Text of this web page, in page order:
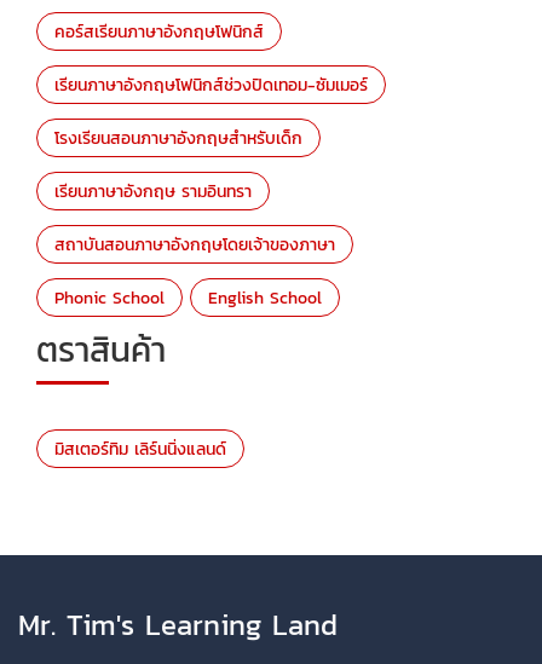
คอร์สเรียนภาษาอังกฤษโฟนิกส์
เรียนภาษาอังกฤษโฟนิกส์ช่วงปิดเทอม-ซัมเมอร์
โรงเรียนสอนภาษาอังกฤษสำหรับเด็ก
เรียนภาษาอังกฤษ รามอินทรา
สถาบันสอนภาษาอังกฤษโดยเจ้าของภาษา
Phonic School English School
ตราสินค้า
มิสเตอร์ทิม เลิร์นนิ่งแลนด์
Mr. Tim's Learning Land